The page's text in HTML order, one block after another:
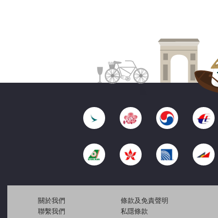
關於我們
聯繫我們
條款及免責聲明
私隱條款